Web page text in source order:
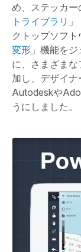
め、ステッカ
トライブラリ
クトップソフ
変形 」機能を
に、さまざま
加し、デザイ
Autodeskや
うにしました。